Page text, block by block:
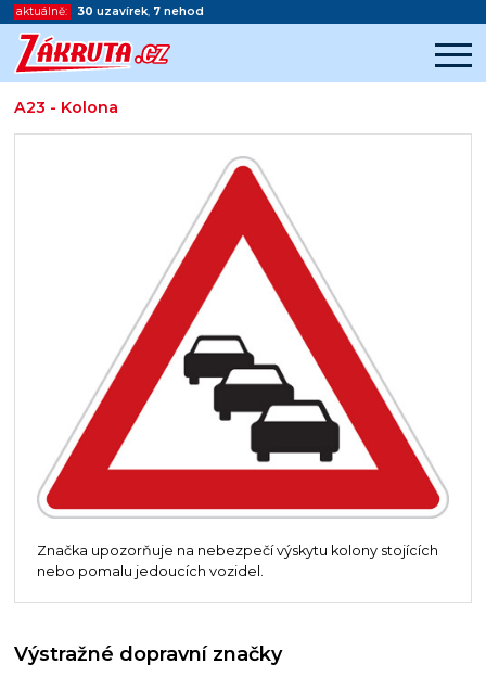
aktuálně: 30 uzavírek, 7 nehod
A23 - Kolona
Začátek reklamy
Značka upozorňuje na nebezpečí výskytu kolony stojících
nebo pomalu jedoucích vozidel.
Výstražné dopravní značky